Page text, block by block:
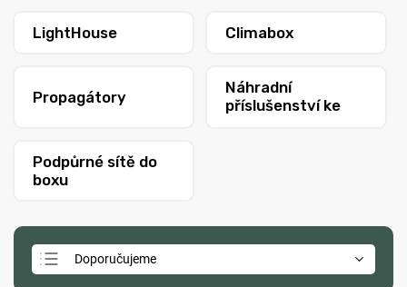
LightHouse Climabox
Propagátory
Náhradní
příslušenství ke
Podpůrné sítě do
boxu
Doporučujeme